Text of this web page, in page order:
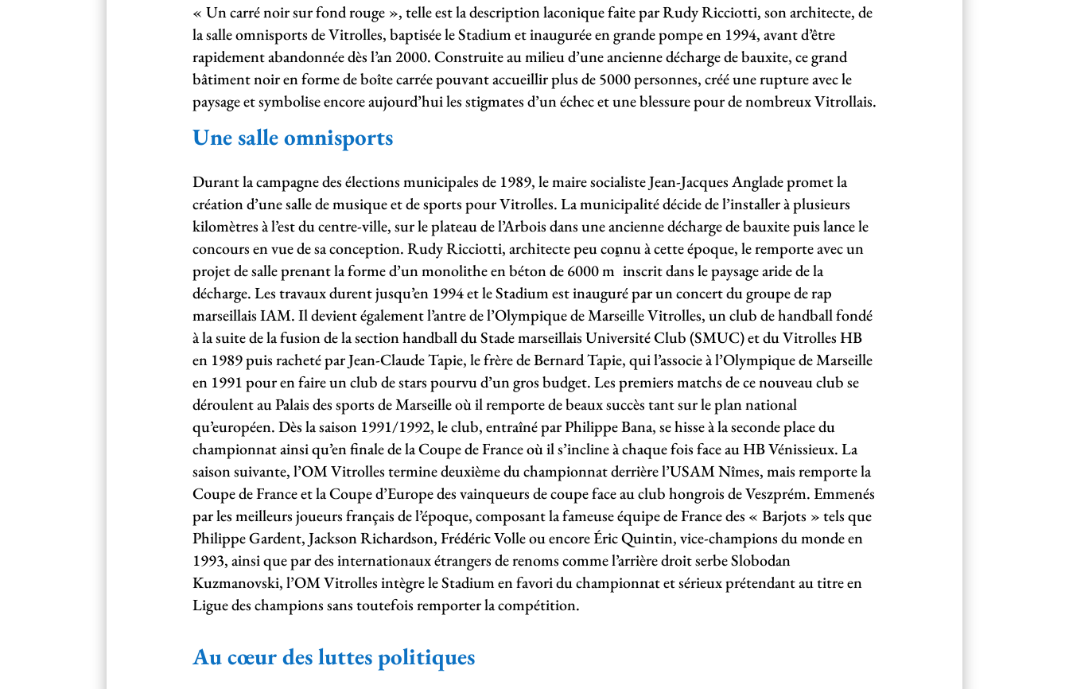
« Un carré noir sur fond rouge », telle est la description laconique faite par Rudy Ricciotti, son architecte, de
la salle omnisports de Vitrolles, baptisée le Stadium et inaugurée en grande pompe en 1994, avant d’être
rapidement abandonnée dès l’an 2000. Construite au milieu d’une ancienne décharge de bauxite, ce grand
bâtiment noir en forme de boîte carrée pouvant accueillir plus de 5000 personnes, créé une rupture avec le
paysage et symbolise encore aujourd’hui les stigmates d’un échec et une blessure pour de nombreux Vitrollais.
Une salle omnisports
Durant la campagne des élections municipales de 1989, le maire socialiste Jean-Jacques Anglade promet la
création d’une salle de musique et de sports pour Vitrolles. La municipalité décide de l’installer à plusieurs
kilomètres à l’est du centre-ville, sur le plateau de l’Arbois dans une ancienne décharge de bauxite puis lance le
concours en vue de sa conception. Rudy Ricciotti, architecte peu connu à cette époque, le remporte avec un
projet de salle prenant la forme d’un monolithe en béton de 6000 m
²
inscrit dans le paysage aride de la
décharge. Les travaux durent jusqu’en 1994 et le Stadium est inauguré par un concert du groupe de rap
marseillais IAM. Il devient également l’antre de l’Olympique de Marseille Vitrolles, un club de handball fondé
à la suite de la fusion de la section handball du Stade marseillais Université Club (SMUC) et du Vitrolles HB
en 1989 puis racheté par Jean-Claude Tapie, le frère de Bernard Tapie, qui l’associe à l’Olympique de Marseille
en 1991 pour en faire un club de stars pourvu d’un gros budget. Les premiers matchs de ce nouveau club se
déroulent au Palais des sports de Marseille où il remporte de beaux succès tant sur le plan national
qu’européen. Dès la saison 1991/1992, le club, entraîné par Philippe Bana, se hisse à la seconde place du
championnat ainsi qu’en finale de la Coupe de France où il s’incline à chaque fois face au HB Vénissieux. La
saison suivante, l’OM Vitrolles termine deuxième du championnat derrière l’USAM Nîmes, mais remporte la
Coupe de France et la Coupe d’Europe des vainqueurs de coupe face au club hongrois de Veszprém. Emmenés
par les meilleurs joueurs français de l’époque, composant la fameuse équipe de France des « Barjots » tels que
Philippe Gardent, Jackson Richardson, Frédéric Volle ou encore Éric Quintin, vice-champions du monde en
1993, ainsi que par des internationaux étrangers de renoms comme l’arrière droit serbe Slobodan
Kuzmanovski, l’OM Vitrolles intègre le Stadium en favori du championnat et sérieux prétendant au titre en
Ligue des champions sans toutefois remporter la compétition.
Au cœur des luttes politiques